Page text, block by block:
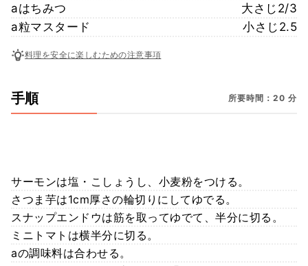
aはちみつ
大さじ2/3
a粒マスタード
小さじ2.5
料理を安全に楽しむための注意事項
手順 所要時間：20 分
サーモンは塩・こしょうし、小麦粉をつける。
さつま芋は1cm厚さの輪切りにしてゆでる。
スナップエンドウは筋を取ってゆでて、半分に切る。
ミニトマトは横半分に切る。
aの調味料は合わせる。